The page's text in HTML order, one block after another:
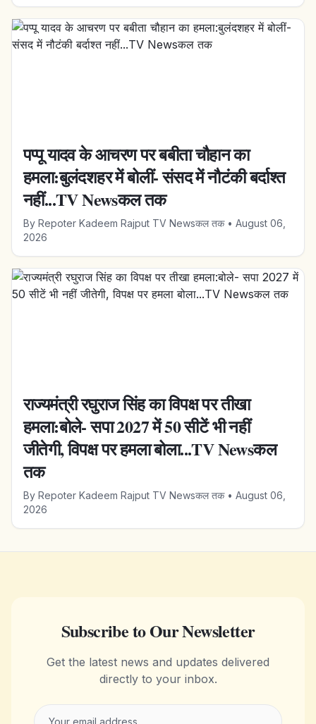
पप्पू यादव के आचरण पर बबीता चौहान का
हमला:बुलंदशहर में बोलीं- संसद में नौटंकी बर्दाश्त
नहीं...TV Newsकल तक
By Repoter Kadeem Rajput TV Newsकल तक• August 06,
2026
राज्यमंत्री रघुराज सिंह का विपक्ष पर तीखा
हमला:बोले- सपा 2027 में 50 सीटें भी नहीं
जीतेगी, विपक्ष पर हमला बोला...TV Newsकल
तक
By Repoter Kadeem Rajput TV Newsकल तक• August 06,
2026
Subscribe to Our Newsletter
Get the latest news and updates delivered
directly to your inbox.